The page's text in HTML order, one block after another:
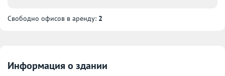
Свободно офисов в аренду: 2
Информация о здании